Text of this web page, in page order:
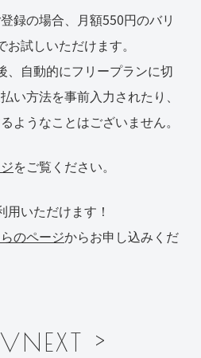
録の場合、月額550円のバリ
試しいただけます。
、自動的にフリープランに切
い方法を事前入力されたり、
ようなことはございません。
をご覧ください。
いただけます！
のページからお申し込みくだ
NEXT >